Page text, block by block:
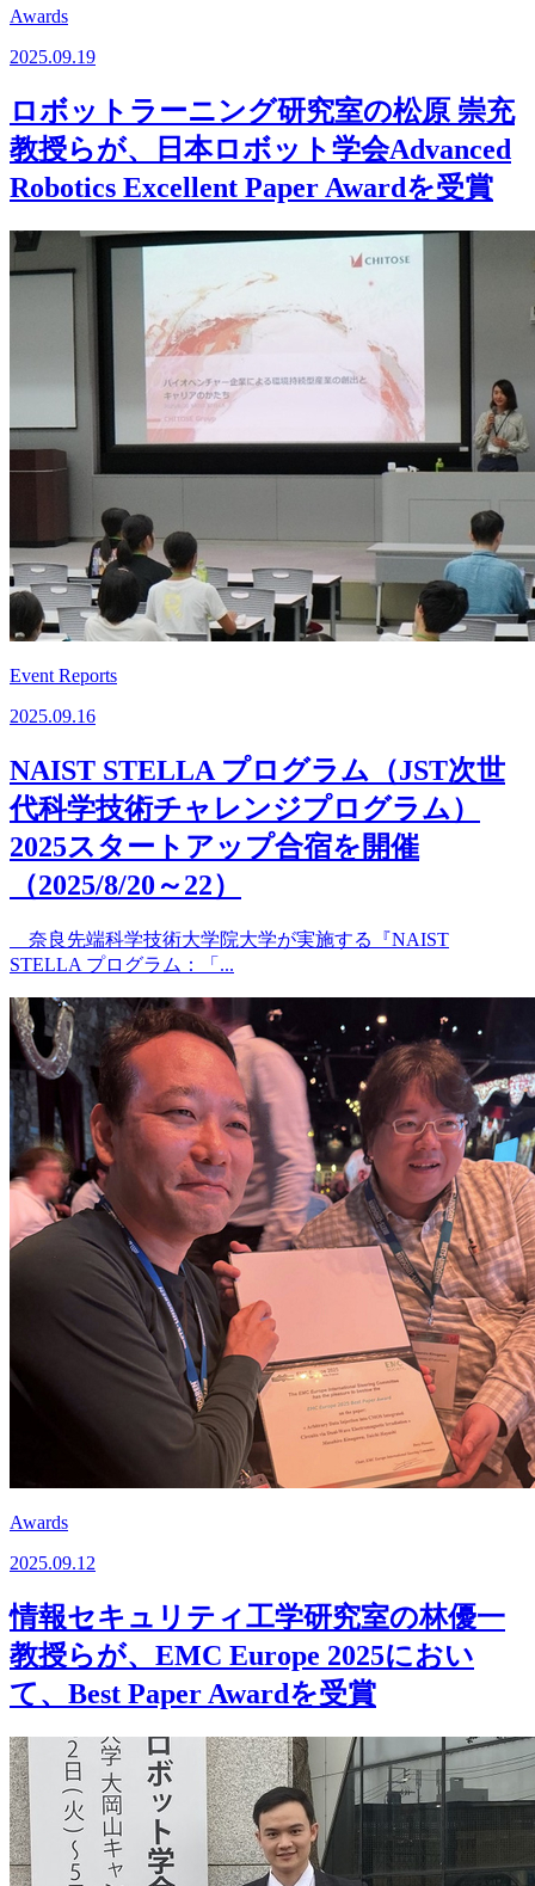
Awards
2025.09.19
ロボットラーニング研究室の松原 崇充
教授らが、日本ロボット学会Advanced
Robotics Excellent Paper Awardを受賞
Event Reports
2025.09.16
NAIST STELLA プログラム（JST次世
代科学技術チャレンジプログラム）
2025スタートアップ合宿を開催
（2025/8/20～22）
奈良先端科学技術大学院大学が実施する『NAIST
STELLA プログラム：「...
Awards
2025.09.12
情報セキュリティ工学研究室の林優一
教授らが、EMC Europe 2025におい
て、Best Paper Awardを受賞